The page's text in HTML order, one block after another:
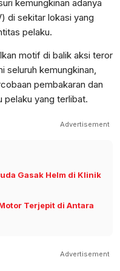
kemungkinan adanya
di sekitar lokasi yang
pelaku.
motif di balik aksi teror
seluruh kemungkinan,
pembakaran dan
pelaku yang terlibat.
Advertisement
Gasak Helm di Klinik
Terjepit di Antara
Advertisement